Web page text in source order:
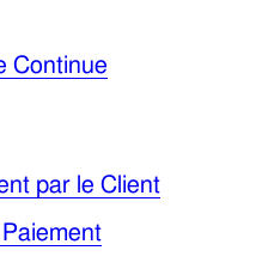
Continue
par le Client